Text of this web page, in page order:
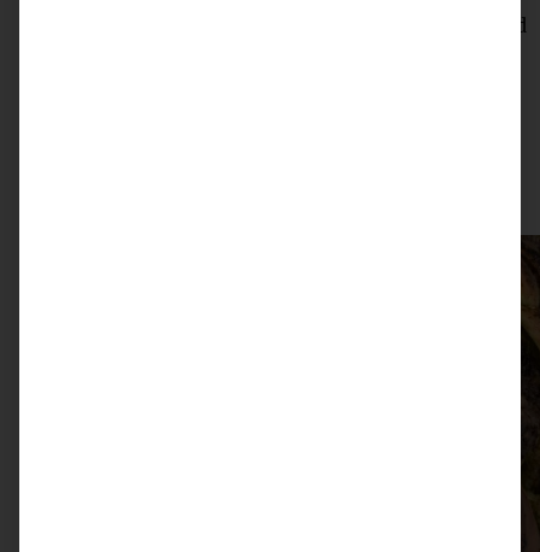
Knackiger Ofen-Kartoffelsalat mit grünem Spargel und